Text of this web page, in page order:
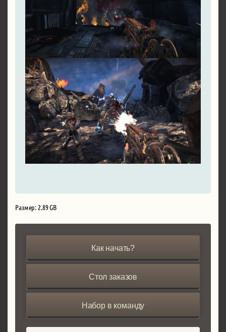
Размер: 2.89 GB
Как начать?
Стол заказов
Набор в команду